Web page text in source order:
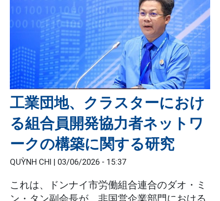
工業団地、クラスターにおけ
る組合員開発協力者ネットワ
ークの構築に関する研究
QUỲNH CHI | 03/06/2026 - 15:37
これは、ドンナイ市労働組合連合のダオ・ミ
ン・タン副会長が、非国営企業部門における